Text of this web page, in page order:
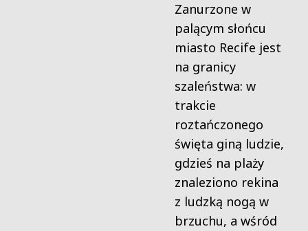
Zanurzone w
palącym słońcu
miasto Recife jest
na granicy
szaleństwa: w
trakcie
roztańczonego
święta giną ludzie,
gdzieś na plaży
znaleziono rekina
z ludzką nogą w
brzuchu, a wśród